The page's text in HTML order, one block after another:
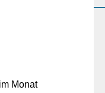
Monat